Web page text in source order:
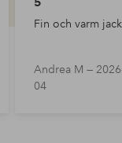
Fin och varm
Andrea M —
04